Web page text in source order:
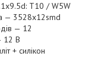
T10 / W5W
— 3528x12smd
— 12
12 В
+ силікон